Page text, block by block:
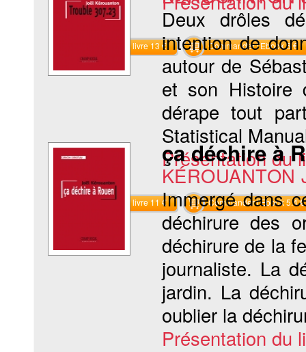
Commander le livre 13 € Commander l'Ebook 6 €
Deux drôles
intention de
autour de
et son Histoire
dérape tout
Statistical
Présentation du
Commander le livre 11 € Commander l'Ebook 5.4 €
ça déchire à
KÉROUANTON
Immergé dans
déchirure des
déchirure de la
journaliste. La
jardin. La
oublier la
Présentation du